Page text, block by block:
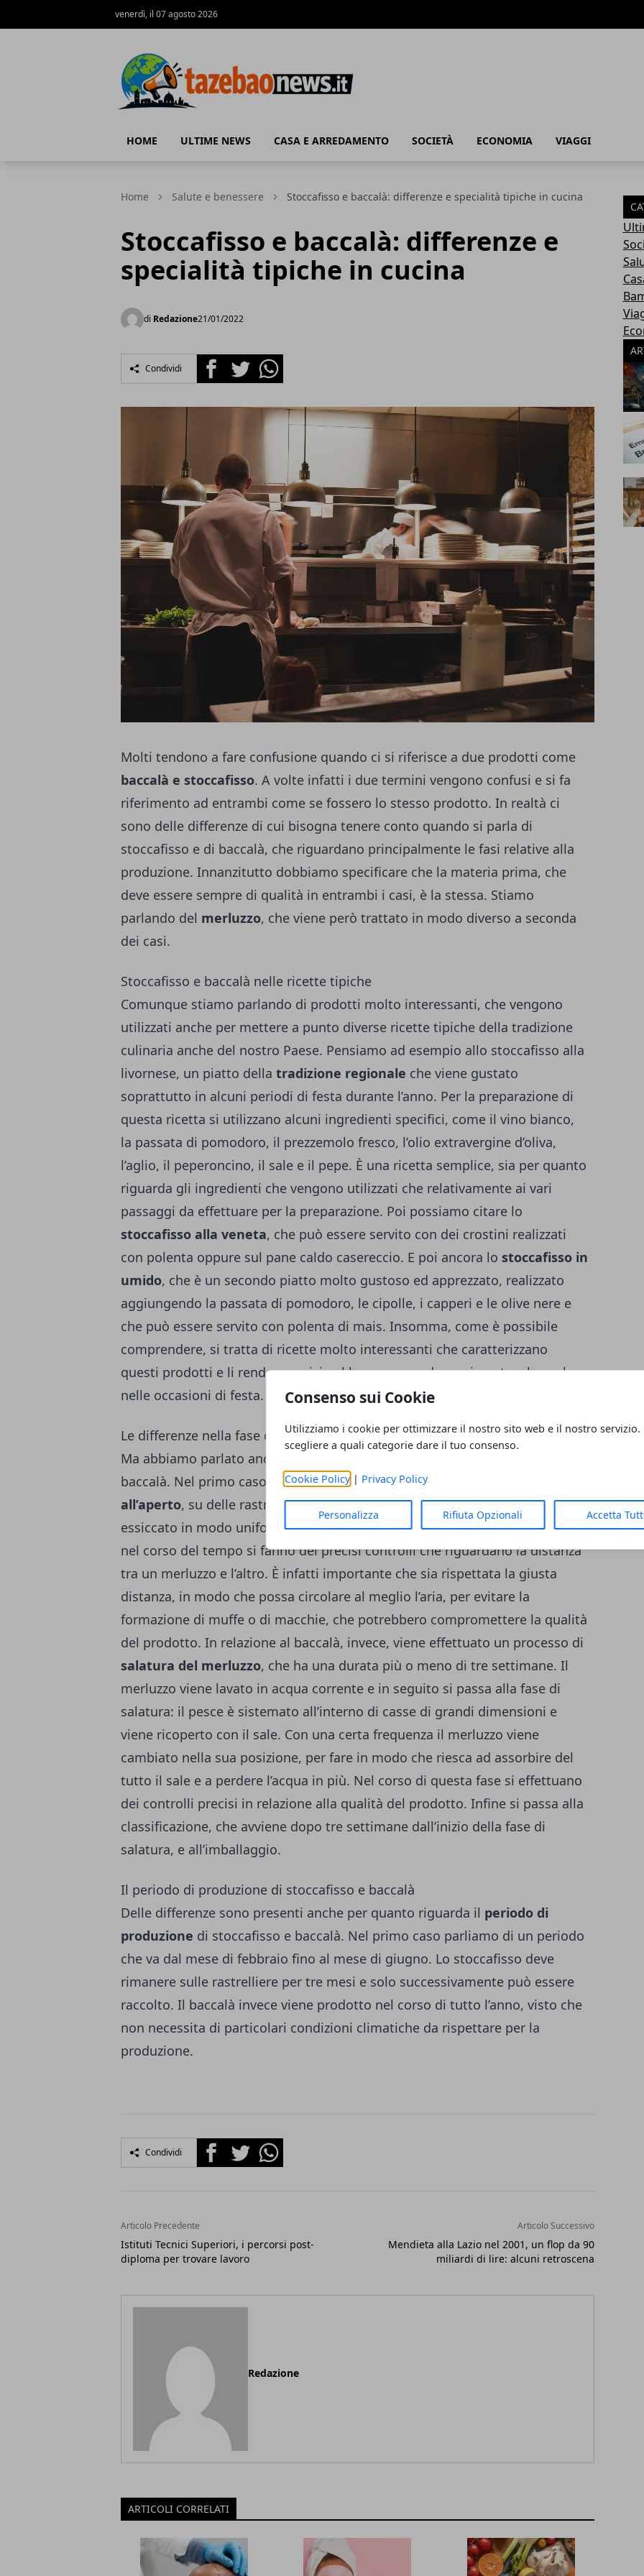
Consenso sui Cookie
Utilizziamo i cookie per ottimizzare il nostro sito web e il nostro servizio.
scegliere a quali categorie dare il tuo consenso.
Cookie Policy| Privacy Policy
Personalizza Rifiuta Opzionali Accetta
venerdì, il 07 agosto 2026
HOME ULTIME NEWS CASA E ARREDAMENTO SOCIETÀ ECONOMIA VIAGGI
Home Salute e benessere Stoccafisso e baccalà: differenze e specialità tipiche in cucina
Stoccafisso e baccalà: differenze e
specialità tipiche in cucina
di Redazione21/01/2022
Condividi FacebookTwitterWhatsapp
Molti tendono a fare confusione quando ci si riferisce a due prodotti come
baccalà e stoccafisso. A volte infatti i due termini vengono confusi e si fa
riferimento ad entrambi come se fossero lo stesso prodotto. In realtà ci
sono delle differenze di cui bisogna tenere conto quando si parla di
stoccafisso e di baccalà, che riguardano principalmente le fasi relative alla
produzione. Innanzitutto dobbiamo specificare che la materia prima, che
deve essere sempre di qualità in entrambi i casi, è la stessa. Stiamo
parlando del merluzzo, che viene però trattato in modo diverso a seconda
dei casi.
Stoccafisso e baccalà nelle ricette tipiche
Comunque stiamo parlando di prodotti molto interessanti, che vengono
utilizzati anche per mettere a punto diverse ricette tipiche della tradizione
culinaria anche del nostro Paese. Pensiamo ad esempio allo stoccafisso alla
livornese, un piatto della tradizione regionale che viene gustato
soprattutto in alcuni periodi di festa durante l’anno. Per la preparazione di
questa ricetta si utilizzano alcuni ingredienti specifici, come il vino bianco,
la passata di pomodoro, il prezzemolo fresco, l’olio extravergine d’oliva,
l’aglio, il peperoncino, il sale e il pepe. È una ricetta semplice, sia per quanto
riguarda gli ingredienti che vengono utilizzati che relativamente ai vari
passaggi da effettuare per la preparazione. Poi possiamo citare lo
stoccafisso alla veneta, che può essere servito con dei crostini realizzati
con polenta oppure sul pane caldo casereccio. E poi ancora lo stoccafisso in
umido, che è un secondo piatto molto gustoso ed apprezzato, realizzato
aggiungendo la passata di pomodoro, le cipolle, i capperi e le olive nere e
che può essere servito con polenta di mais. Insomma, come è possibile
comprendere, si tratta di ricette molto interessanti che caratterizzano
questi prodotti e li rendono unici nel loro genere, da servire a tavola anche
nelle occasioni di festa.
Le differenze nella fase di produzione a partire dal merluzzo
Ma abbiamo parlato anche delle differenze specifiche tra stoccafisso e
baccalà. Nel primo caso, infatti, il pesce viene sottoposto ad
all’aperto, su delle rastrelliere, con l’azione del vento. Il pesce viene
essiccato in modo uniforme, proprio grazie all’azione del vento e del sole, e
nel corso del tempo si fanno dei precisi controlli che riguardano la distanza
tra un merluzzo e l’altro. È infatti importante che sia rispettata la giusta
distanza, in modo che possa circolare al meglio l’aria, per evitare la
formazione di muffe o di macchie, che potrebbero compromettere la qualità
del prodotto. In relazione al baccalà, invece, viene effettuato un processo di
salatura del merluzzo, che ha una durata più o meno di tre settimane. Il
merluzzo viene lavato in acqua corrente e in seguito si passa alla fase di
salatura: il pesce è sistemato all’interno di casse di grandi dimensioni e
viene ricoperto con il sale. Con una certa frequenza il merluzzo viene
cambiato nella sua posizione, per fare in modo che riesca ad assorbire del
tutto il sale e a perdere l’acqua in più. Nel corso di questa fase si effettuano
dei controlli precisi in relazione alla qualità del prodotto. Infine si passa alla
classificazione, che avviene dopo tre settimane dall’inizio della fase di
salatura, e all’imballaggio.
Il periodo di produzione di stoccafisso e baccalà
Delle differenze sono presenti anche per quanto riguarda il periodo di
produzione di stoccafisso e baccalà. Nel primo caso parliamo di un periodo
che va dal mese di febbraio fino al mese di giugno. Lo stoccafisso deve
rimanere sulle rastrelliere per tre mesi e solo successivamente può essere
raccolto. Il baccalà invece viene prodotto nel corso di tutto l’anno, visto che
non necessita di particolari condizioni climatiche da rispettare per la
produzione.
Condividi FacebookTwitterWhatsapp
Articolo Precedente
Istituti Tecnici Superiori, i percorsi post-
diploma per trovare lavoro
Articolo Successivo
Mendieta alla Lazio nel 2001, un flop da 90
miliardi di lire: alcuni retroscena
Redazione
ARTICOLI CORRELATI